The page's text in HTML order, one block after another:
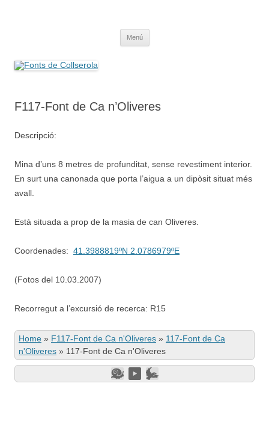
Menú
F117-Font de Ca n’Oliveres
Descripció:
Mina d’uns 8 metres de profunditat, sense revestiment interior.
En surt una canonada que porta l’aigua a un dipòsit situat més
avall.
Està situada a prop de la masia de can Oliveres.
Coordenades: 41.3988819ºN 2.0786979ºE
(Fotos del 10.03.2007)
Recorregut a l’excursió de recerca: R15
Home » F117-Font de Ca n'Oliveres » 117-Font de Ca
n'Oliveres » 117-Font de Ca n'Oliveres